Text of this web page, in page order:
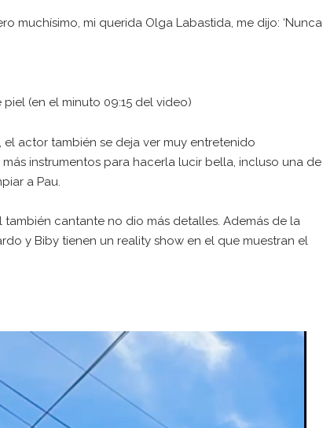
muchísimo, mi querida Olga Labastida, me dijo: ‘Nunca
(en el minuto 09:15 del video)
actor también se deja ver muy entretenido
instrumentos para hacerla lucir bella, incluso una de
a Pau.
cantante no dio más detalles. Además de la
y Biby tienen un reality show en el que muestran el